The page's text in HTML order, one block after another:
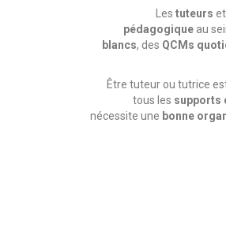
Les tuteurs et
pédagogique au
blancs, des QCMs
Être tuteur ou tutrice
tous les supports
nécessite une bonne